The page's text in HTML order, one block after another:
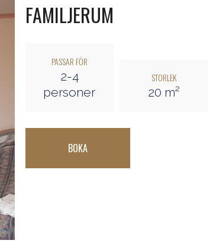
FAMILJERUM
PASSAR FÖR
2-4
personer
STORLEK
20 m²
BOKA